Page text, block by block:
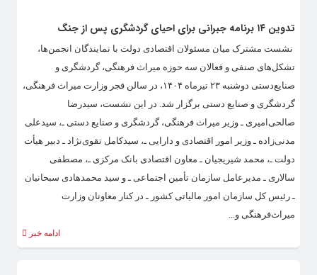
تدوین ۱۴ برنامه جبرانی برای احیای گردشگری پس از جنگ
نشست مشترک میان مسئولان اقتصادی دولت با نمایندگان انجمن‌ها،
تشکل‌های صنفی و فعالان سه حوزه میراث‌ فرهنگی، گردشگری و
صنایع‌دستی دوشنبه ۲۳ تیرماه ۱۴۰۴، در سالن فجر وزارت میراث‌ فرهنگی،
گردشگری و صنایع‌ دستی برگزار شد. در این نشست، سیدرضا
صالحی‌امیری ـ وزیر میراث‌ فرهنگی، گردشگری و صنایع دستی ـ، سیدعلی
مدنی‌زاده ـ وزیر امور اقتصادی و دارایی ـ، سیدکامل تقوی‌نژاد ـ دبیر هیأت
دولت ـ، محمد شیریجیان ـ معاون اقتصادی بانک مرکزی ـ، مصطفی
سالاری ـ مدیرعامل سازمان تأمین اجتماعی ـ و سید محمدهادی سبحانیان
ـ رئیس‌ کل سازمان امور مالیاتی کشور ـ در کنار معاونان وزارت
میراث‌فرهنگی و...
ادامه خبر